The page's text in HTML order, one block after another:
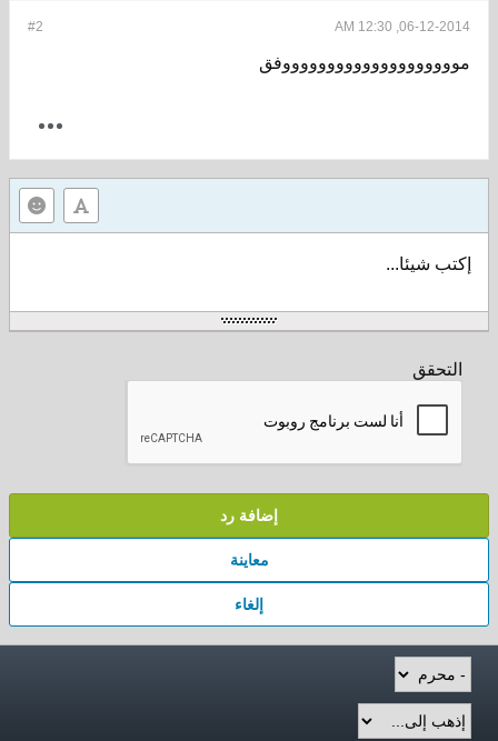
#2 06-12-2014, 12:30 AM
مووووووووووووووووووووفق
إكتب شيئا...
التحقق
إضافة رد
معاينة
إلغاء